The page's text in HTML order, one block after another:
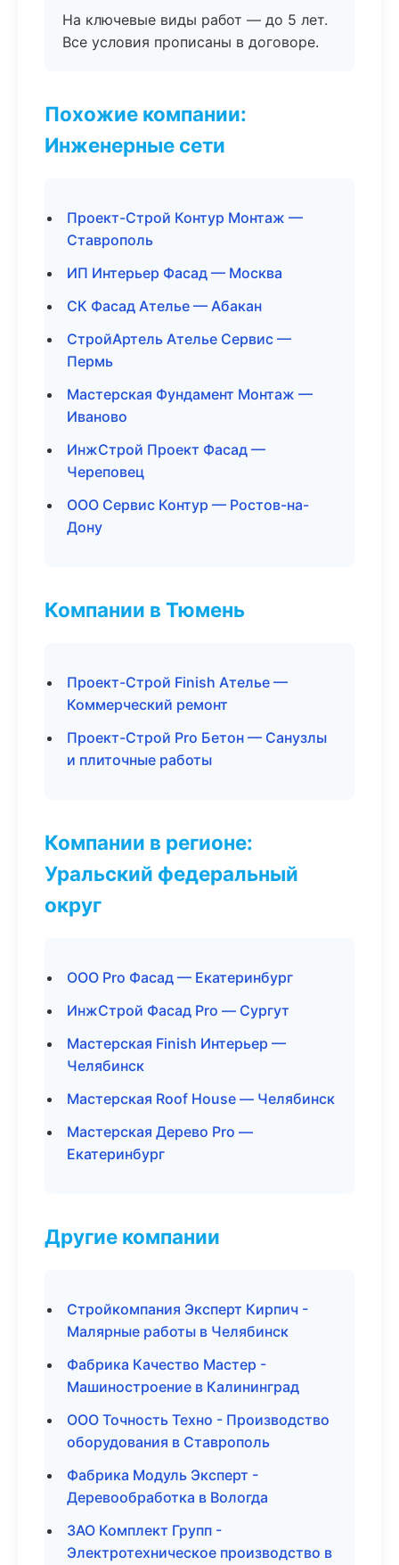
На ключевые виды работ — до 5 лет.
Все условия прописаны в договоре.
Похожие компании:
Инженерные сети
Проект-Строй Контур Монтаж —
Ставрополь
ИП Интерьер Фасад — Москва
СК Фасад Ателье — Абакан
СтройАртель Ателье Сервис —
Пермь
Мастерская Фундамент Монтаж —
Иваново
ИнжСтрой Проект Фасад —
Череповец
ООО Сервис Контур — Ростов-на-
Дону
Компании в Тюмень
Проект-Строй Finish Ателье —
Коммерческий ремонт
Проект-Строй Pro Бетон — Санузлы
и плиточные работы
Компании в регионе:
Уральский федеральный
округ
ООО Pro Фасад — Екатеринбург
ИнжСтрой Фасад Pro — Сургут
Мастерская Finish Интерьер —
Челябинск
Мастерская Roof House — Челябинск
Мастерская Дерево Pro —
Екатеринбург
Другие компании
Стройкомпания Эксперт Кирпич -
Малярные работы в Челябинск
Фабрика Качество Мастер -
Машиностроение в Калининград
ООО Точность Техно - Производство
оборудования в Ставрополь
Фабрика Модуль Эксперт -
Деревообработка в Вологда
ЗАО Комплект Групп -
Электротехническое производство в